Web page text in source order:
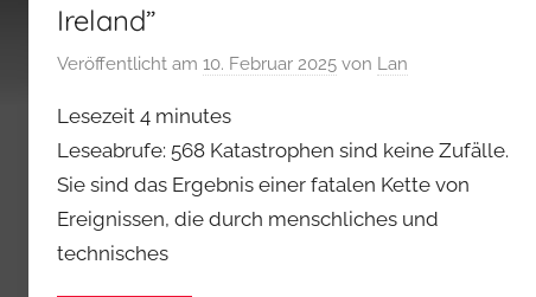
Ireland”
Veröffentlicht am 10. Februar 2025 von Lan
Lesezeit 4 minutes
Leseabrufe: 568 Katastrophen sind keine Zufälle.
Sie sind das Ergebnis einer fatalen Kette von
Ereignissen, die durch menschliches und
technisches